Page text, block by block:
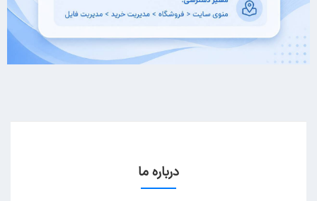
درباره ما